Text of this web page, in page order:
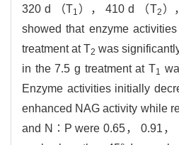
320 d （T1 ）， 410 d （T2 ）
showed that enzyme
treatment at T2 was
in the 7.5 g treatment at T1
Enzyme activities initially
enhanced NAG activity while
and N∶P were 0.65， 0.91